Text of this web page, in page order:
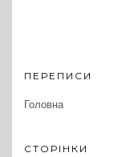
ПЕРЕПИСИ
Головна
СТОРІНКИ